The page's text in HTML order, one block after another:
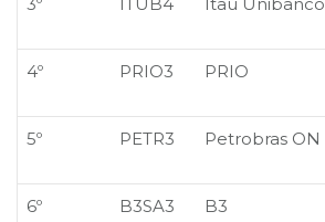
4º PRIO3 PRIO
5º PETR3 Petrobras ON
6º B3SA3 B3